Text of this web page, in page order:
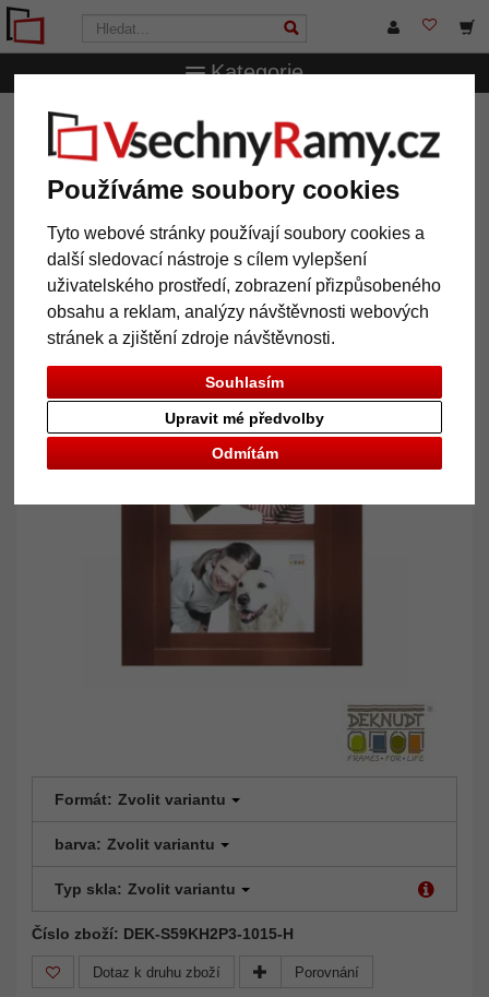
Používáme soubory cookies
Tyto webové stránky používají soubory cookies a
další sledovací nástroje s cílem vylepšení
uživatelského prostředí, zobrazení přizpůsobeného
obsahu a reklam, analýzy návštěvnosti webových
stránek a zjištění zdroje návštěvnosti.
Souhlasím
Odmítám
Upravit mé předvolby
Kategorie
VsechnRamy.cz Značky Deknudt
fotografie 10x15 cm
Rám Bleret na 3 fotografie 10x15
cm
Formát: Zvolit variantu
barva: Zvolit variantu
Typ skla: Zvolit variantu
Číslo zboží: DEK-S59KH2P3-1015-H
Dotaz k druhu zboží Porovnání